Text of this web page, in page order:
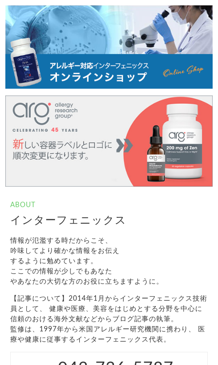
ABOUT
インターフェニックス
情報が氾濫する時だからこそ、
吟味してより確かな情報をお伝え
するように勉めています。
ここでの情報が少しでもあなた
やあなたの大切な方のお役に立ちますように。
【記事について】2014年1月からインターフェニックス技術
員として、 健康や医療、美容をはじめとする分野を中心に
信頼のおける海外文献などからブログ記事の執筆。
監修は、1997年から米国アレルギー研究機関に携わり、 医
療や健康に従事するインターフェニックス代表。